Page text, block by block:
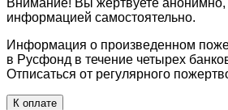
информацией самостоятельно.
Информация о произведенном
в Русфонд в течение четырех
Отписаться от регулярного
К оплате